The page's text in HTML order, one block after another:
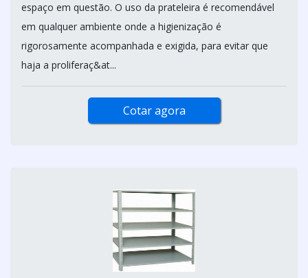
espaço em questão. O uso da prateleira é recomendável
em qualquer ambiente onde a higienização é
rigorosamente acompanhada e exigida, para evitar que
haja a proliferaç&at...
Cotar agora